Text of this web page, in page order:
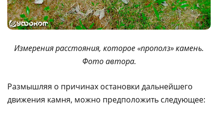
Измерения расстояния, которое «прополз» камень.
Фото автора.
Размышляя о причинах остановки дальнейшего
движения камня, можно предположить следующее: